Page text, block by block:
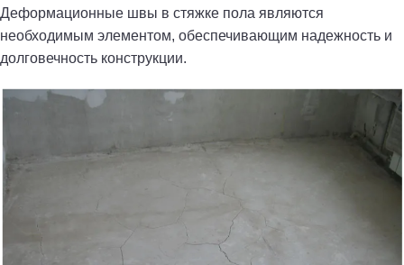
Деформационные швы в стяжке пола являются
необходимым элементом, обеспечивающим надежность и
долговечность конструкции.